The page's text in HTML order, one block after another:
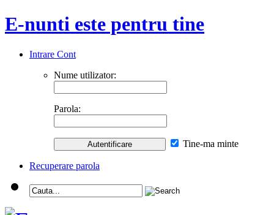
E-nunti este pentru tine
Intrare Cont
Nume utilizator:
Parola:
Tine-ma minte
Recuperare parola